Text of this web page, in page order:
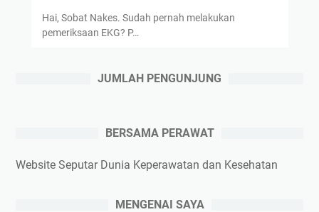
Hai, Sobat Nakes. Sudah pernah melakukan
pemeriksaan EKG? P…
JUMLAH PENGUNJUNG
BERSAMA PERAWAT
Website Seputar Dunia Keperawatan dan Kesehatan
MENGENAI SAYA